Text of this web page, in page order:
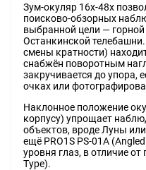
Зум-окуляр 16x-48x
поисково-обзорных
выбранной цели —
Останкинской
смены кратности)
снабжён поворотным
закручивается до упора,
очках или
Наклонное положение
корпусу) упрощает
объектов, вроде Луны
ещё PRO1S PS-01A
уровня глаз, в отличие
Type).